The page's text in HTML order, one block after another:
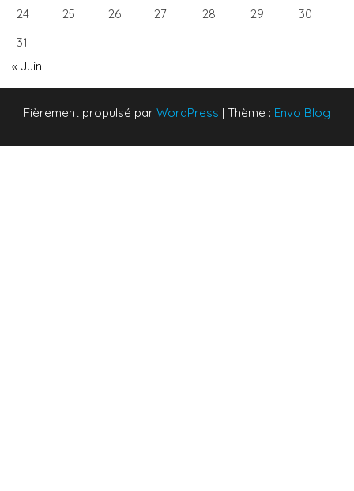
24
25 26 27 28 29
30
31
« Juin
Fièrement propulsé par WordPress | Thème : Envo Blog